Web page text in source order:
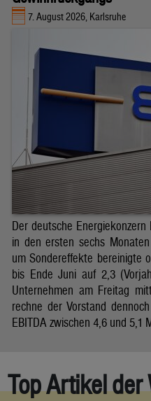
7. August 2026, Karlsruhe
Der deutsche
in den ersten sechs
um Sondereffekte bereinigte
bis Ende Juni auf 2,3
Unternehmen am Freitag
rechne der Vorstand
EBITDA zwischen 4,6 und 5,1
Top Artikel der